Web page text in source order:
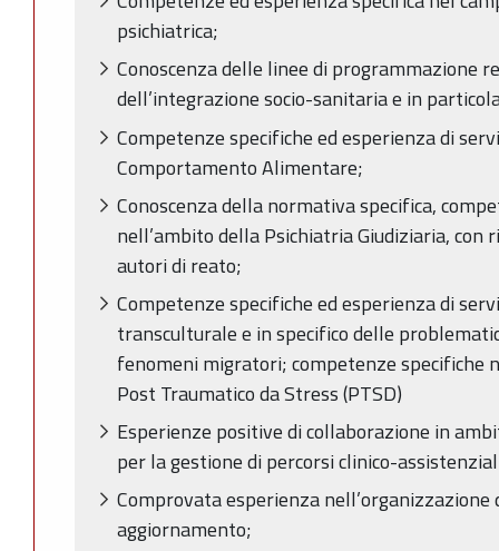
psichiatrica;
Conoscenza delle linee di programmazione
dell’integrazione socio-sanitaria e in
Competenze specifiche ed esperienza di
Comportamento Alimentare;
Conoscenza della normativa specifica,
nell’ambito della Psichiatria Giudiziaria,
autori di reato;
Competenze specifiche ed esperienza di
transculturale e in specifico delle
fenomeni migratori; competenze
Post Traumatico da Stress (PTSD)
Esperienze positive di collaborazione in
per la gestione di percorsi clinico-
Comprovata esperienza
aggiornamento;